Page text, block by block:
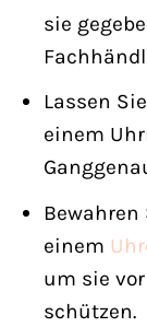
sie
Lassen
einem
einem
um sie
schützen.